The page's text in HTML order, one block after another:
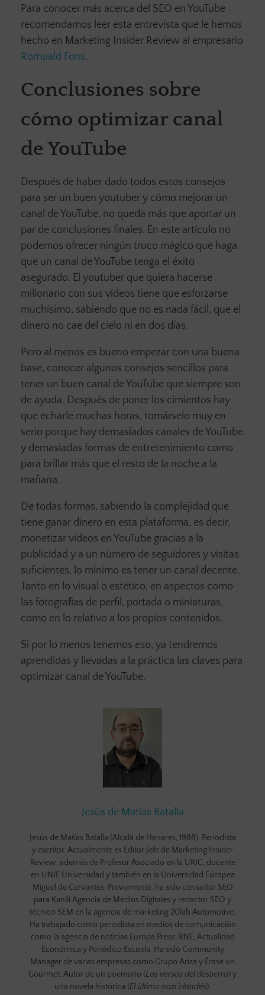
Para conocer más acerca del SEO en YouTube
recomendamos leer esta entrevista que le hemos
hecho en Marketing Insider Review al empresario
Romuald Fons.
Conclusiones sobre
cómo optimizar canal
de YouTube
Después de haber dado todos estos consejos
para ser un buen youtuber y cómo mejorar un
canal de YouTube, no queda más que aportar un
par de conclusiones finales. En este artículo no
podemos ofrecer ningún truco mágico que haga
que un canal de YouTube tenga el éxito
asegurado. El youtuber que quiera hacerse
millonario con sus vídeos tiene que esforzarse
muchísimo, sabiendo que no es nada fácil, que el
dinero no cae del cielo ni en dos días.
Pero al menos es bueno empezar con una buena
base, conocer algunos consejos sencillos para
tener un buen canal de YouTube que siempre son
de ayuda. Después de poner los cimientos hay
que echarle muchas horas, tomárselo muy en
serio porque hay demasiados canales de YouTube
y demasiadas formas de entretenimiento como
para brillar más que el resto de la noche a la
mañana.
De todas formas, sabiendo la complejidad que
tiene ganar dinero en esta plataforma, es decir,
monetizar vídeos en YouTube gracias a la
publicidad y a un número de seguidores y visitas
suficientes, lo mínimo es tener un canal decente.
Tanto en lo visual o estético, en aspectos como
las fotografías de perfil, portada o miniaturas,
como en lo relativo a los propios contenidos.
Si por lo menos tenemos eso, ya tendremos
aprendidas y llevadas a la práctica las claves para
optimizar canal de YouTube.
Jesús de Matías Batalla
Jesús de Matías Batalla (Alcalá de Henares, 1988). Periodista
y escritor. Actualmente es Editor Jefe de Marketing Insider
Review, además de Profesor Asociado en la URJC, docente
en UNIE Universidad y también en la Universidad Europea
Miguel de Cervantes. Previamente, ha sido consultor SEO
para Kanlli Agencia de Medios Digitales y redactor SEO y
técnico SEM en la agencia de marketing 20lab Automotive.
Ha trabajado como periodista en medios de comunicación
como la agencia de noticias Europa Press, RNE, Actualidad
Económica y Periódico Escuela. Ha sido Community
Manager de varias empresas como Grupo Ariza y Érase un
Gourmet. Autor de un poemario (Los versos del destierro) y
una novela histórica (El último nazi irlandés).